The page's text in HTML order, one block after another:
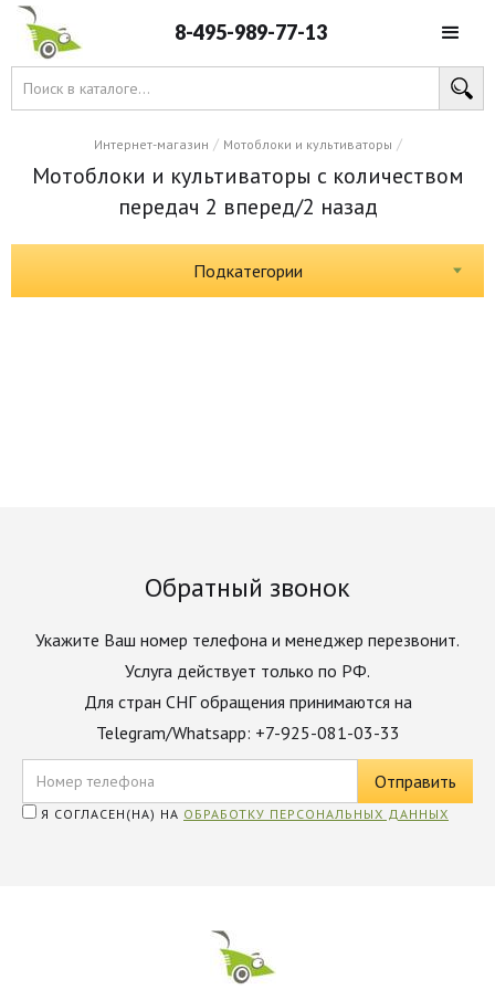
8-495-989-77-13
Интернет-магазин / Мотоблоки и культиваторы /
Мотоблоки и культиваторы с количеством
передач 2 вперед/2 назад
Подкатегории
Обратный звонок
Укажите Ваш номер телефона и менеджер перезвонит.
Услуга действует только по РФ.
Для стран СНГ обращения принимаются на
Telegram/Whatsapp: +7-925-081-03-33
Я СОГЛАСЕН(НА) НА ОБРАБОТКУ ПЕРСОНАЛЬНЫХ ДАННЫХ